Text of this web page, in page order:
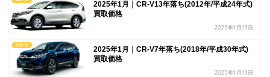
2025年1月｜CR-V13年落ち(2012年/平成24年式)
買取価格
2025年1月13日
CR-V
2025年1月｜CR-V7年落ち(2018年/平成30年式)
買取価格
2025年1月13日